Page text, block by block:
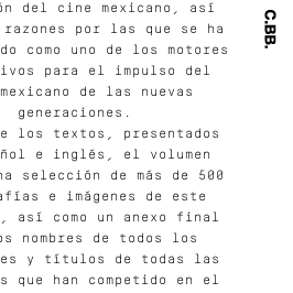
del cine mexicano, así
razones por las que se ha
como uno de los motores
para el impulso del
de las nuevas
generaciones.
los textos, presentados
e inglés, el volumen
selección de más de 500
e imágenes de este
así como un anexo final
nombres de todos los
y títulos de todas las
que han competido en el